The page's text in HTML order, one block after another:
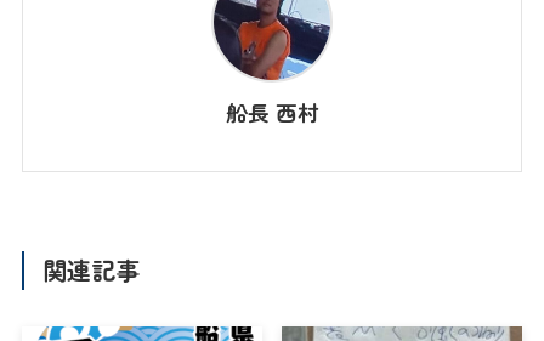
船長 西村
関連記事